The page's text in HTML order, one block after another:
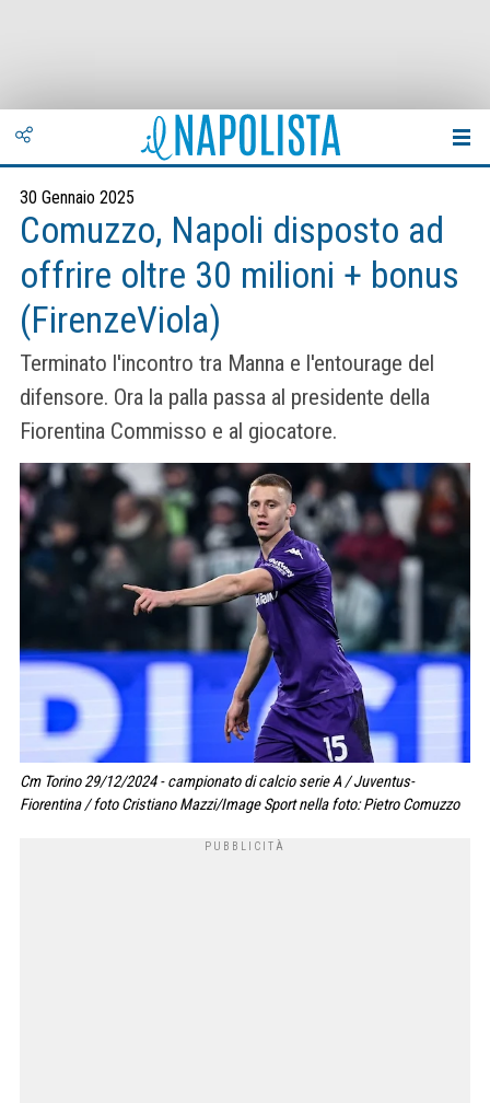
30 Gennaio 2025
Comuzzo, Napoli disposto ad
offrire oltre 30 milioni + bonus
(FirenzeViola)
Terminato l'incontro tra Manna e l'entourage del
difensore. Ora la palla passa al presidente della
Fiorentina Commisso e al giocatore.
Cm Torino 29/12/2024 - campionato di calcio serie A / Juventus-
Fiorentina / foto Cristiano Mazzi/Image Sport nella foto: Pietro Comuzzo